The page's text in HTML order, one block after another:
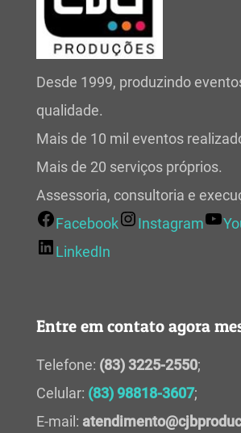
Desde 1999, produzindo
qualidade.
Mais de 10 mil eventos
Mais de 20 serviços próprios.
Assessoria, consultoria e
Facebook
Instagram
LinkedIn
Entre em contato agora
Telefone: (83) 3225-2550;
Celular: (83) 98818-3607;
E-mail: